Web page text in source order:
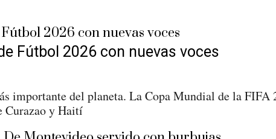
Fútbol 2026 con nuevas voces
importante del planeta. La Copa Mundial de la FIFA
Curazao y Haití